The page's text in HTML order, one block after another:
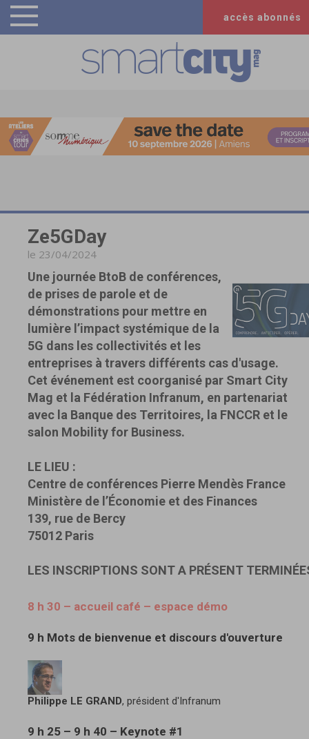
accès abonnés
Ze5GDay
le 23/04/2024
Une journée BtoB de conférences,
de prises de parole et de
démonstrations pour mettre en
lumière l’impact systémique de la
5G dans les collectivités et les
entreprises à travers différents cas d'usage.
Cet événement est coorganisé par Smart City
Mag et la Fédération Infranum, en partenariat
avec la Banque des Territoires, la FNCCR et le
salon Mobility for Business.
LE LIEU :
Centre de conférences Pierre Mendès France
Ministère de l’Économie et des Finances
139, rue de Bercy
75012 Paris
LES INSCRIPTIONS SONT A PRÉSENT
8 h 30 – accueil café – espace démo
9 h Mots de bienvenue et discours d'ouverture
Philippe LE GRAND, président d'Infranum
9 h 25 – 9 h 40 – Keynote #1